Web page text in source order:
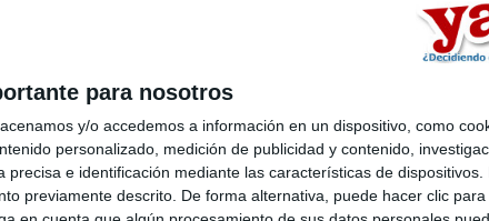
para nosotros
y/o accedemos a información en un dispositivo, como
personalizado, medición de publicidad y contenido,
precisa e identificación mediante las características de
previamente descrito. De forma alternativa, puede hacer clic
Quiénes somos|
Politica de privacidad|
- Diego